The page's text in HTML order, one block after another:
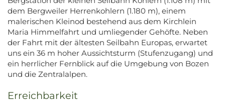
dem Bergweiler Herrenkohlern (1.180 m), einem
malerischen Kleinod bestehend aus dem Kirchlein
Maria Himmelfahrt und umliegender Gehöfte. Neben
der Fahrt mit der ältesten Seilbahn Europas, erwartet
uns ein 36 m hoher Aussichtsturm (Stufenzugang) und
ein herrlicher Fernblick auf die Umgebung von Bozen
und die Zentralalpen.
Erreichbarkeit